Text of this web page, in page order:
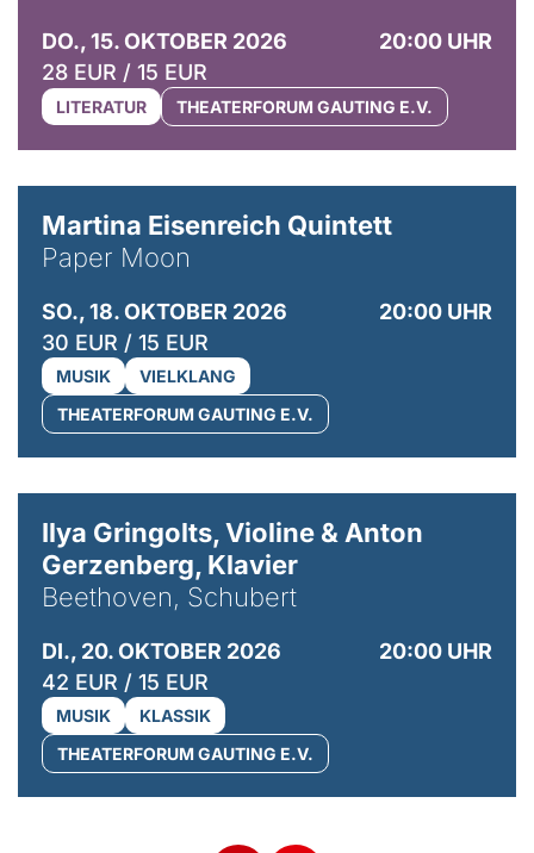
DO., 15. OKTOBER 2026
20:00 UHR
28 EUR / 15 EUR
LITERATUR THEATERFORUM GAUTING E.V.
Martina Eisenreich Quintett
Paper Moon
SO., 18. OKTOBER 2026
20:00 UHR
30 EUR / 15 EUR
MUSIK
VIELKLANG
THEATERFORUM GAUTING E.V.
Ilya Gringolts, Violine & Anton
Gerzenberg, Klavier
Beethoven, Schubert
DI., 20. OKTOBER 2026
20:00 UHR
42 EUR / 15 EUR
MUSIK
KLASSIK
THEATERFORUM GAUTING E.V.